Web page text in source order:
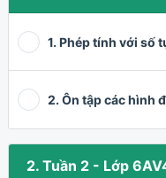
1. Phép tính với số
2. Ôn tập các hình
2. Tuần 2 - Lớp